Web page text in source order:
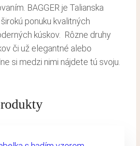
BAGGER je Talianska
ponuku kvalitných
kúskov. Rôzne druhy
či už elegantné alebo
si medzi nimi nájdete tú svoju.